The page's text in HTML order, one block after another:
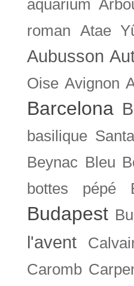
aquarium
roman Atae
Aubusson
Oise Avignon
Barcelona
basilique
Beynac Bleu
bottes pépé
Budapest
l'avent
Caromb